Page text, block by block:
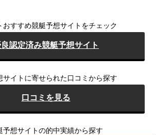
おすすめ競艇予想サイトをチェック
認定済み競艇予想サイト
サイトに寄せられた口コミから探す
口コミを見る
予想サイトの的中実績から探す